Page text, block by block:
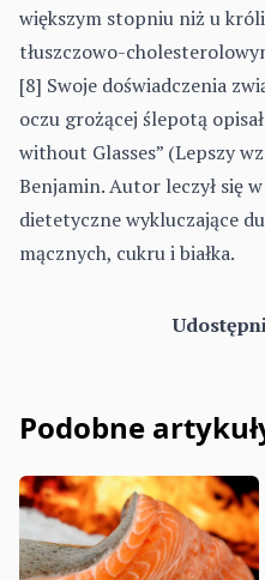
większym stopniu niż u
tłuszczowo-
[8] Swoje doświadczenia
oczu grożącej ślepotą
without Glasses” (Lepszy
Benjamin. Autor leczył się
dietetyczne wykluczające
mącznych, cukru i białka.
Podobne